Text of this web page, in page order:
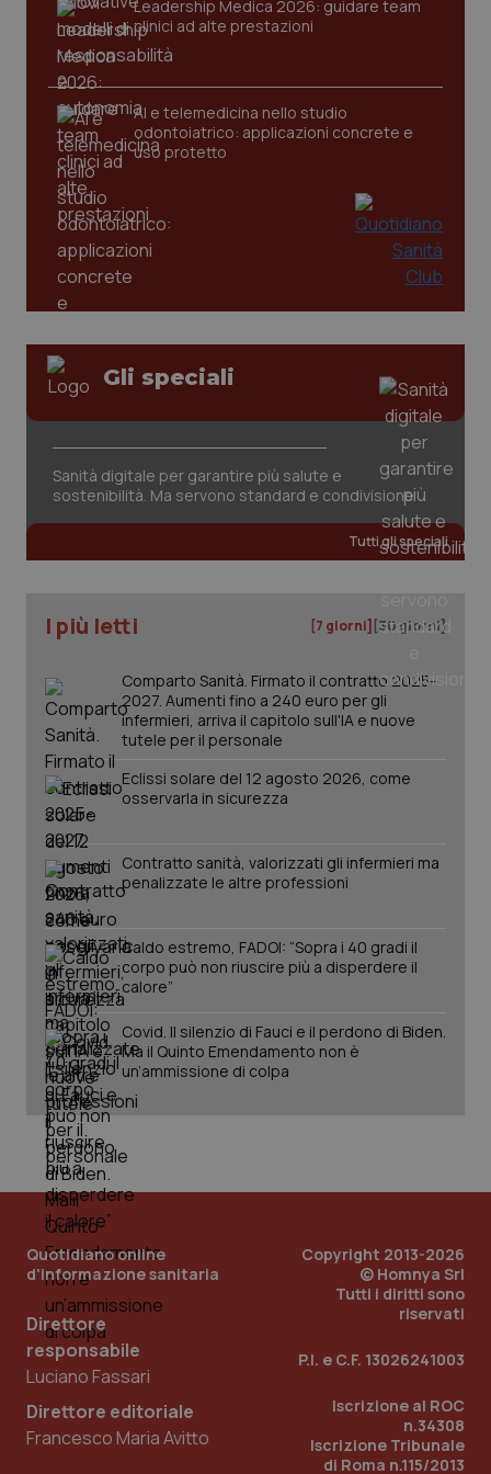
Leadership Medica 2026: guidare team
clinici ad alte prestazioni
AI e telemedicina nello studio
odontoiatrico: applicazioni concrete e
uso protetto
Gli speciali
Sanità digitale per garantire più salute e
sostenibilità. Ma servono standard e condivisione
Tutti gli speciali
I più letti [7 giorni] [30 giorni]
Comparto Sanità. Firmato il contratto 2025-
2027. Aumenti fino a 240 euro per gli
infermieri, arriva il capitolo sull'IA e nuove
tutele per il personale
Eclissi solare del 12 agosto 2026, come
osservarla in sicurezza
Contratto sanità, valorizzati gli infermieri ma
penalizzate le altre professioni
Caldo estremo, FADOI: “Sopra i 40 gradi il
corpo può non riuscire più a disperdere il
calore”
Covid. Il silenzio di Fauci e il perdono di Biden.
Ma il Quinto Emendamento non è
un’ammissione di colpa
Quotidiano online
d'informazione sanitaria
Direttore
responsabile
Luciano Fassari
Direttore editoriale
Francesco Maria Avitto
Copyright 2013-2026
© Homnya Srl
Tutti i diritti sono
riservati
P.I. e C.F. 13026241003
Iscrizione al ROC
n.34308
Iscrizione Tribunale
di Roma n.115/2013
tracking-sites-ironfish-
session-id
www.quotidianosanita.it
PHPSESSID
www.quotidianosanita.it